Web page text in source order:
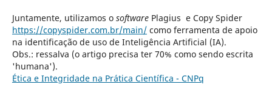
Juntamente, utilizamos o softwarePlagius e Copy Spider
https://copyspider.com.br/main/como ferramenta de apoio
na identificação de uso de Inteligência Artificial (IA).
Obs.: ressalva (o artigo precisa ter 70% como sendo escrita
'humana').
Ética e Integridade na Prática Científica - CNPq